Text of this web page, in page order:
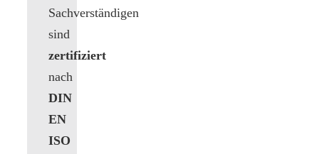
Sachverständigen
sind
zertifiziert
nach
DIN
EN
ISO